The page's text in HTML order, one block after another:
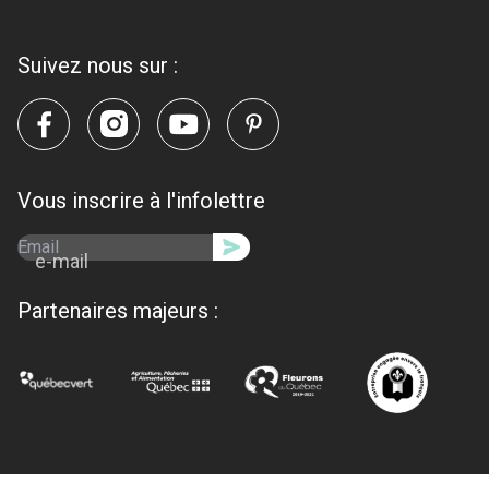
Suivez nous sur :
Vous inscrire à l'infolettre
e-mail
Partenaires majeurs :